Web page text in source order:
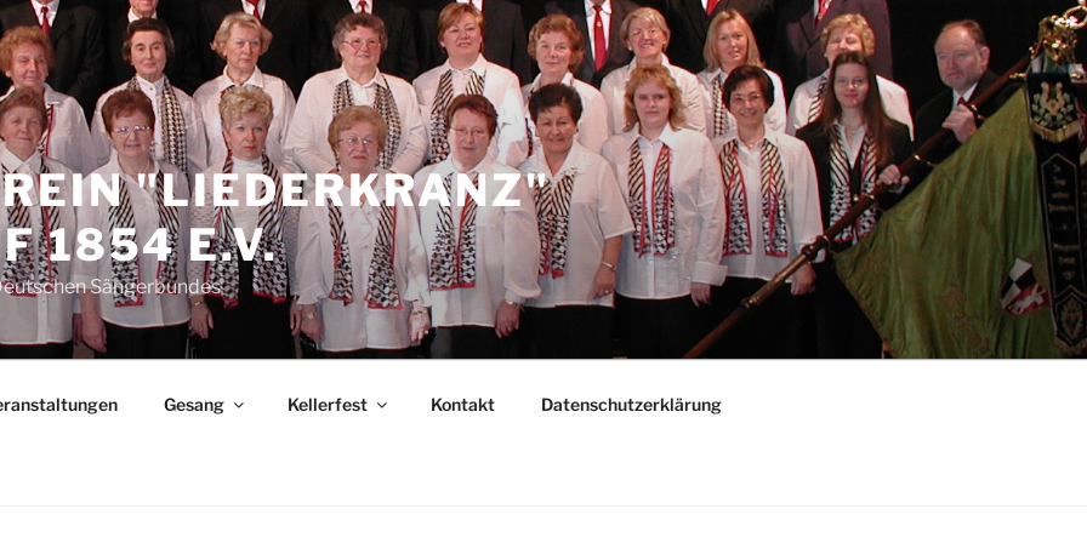
"LIEDERKRANZ"
1854 E.V.
Sängerbundes
Gesang Kellerfest Kontakt Datenschutzerklärung